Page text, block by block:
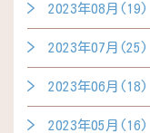
2023年08月(19)
2023年07月(25)
2023年06月(18)
2023年05月(16)